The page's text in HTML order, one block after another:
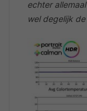
echter
wel degelijk